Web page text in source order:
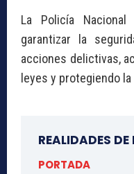
La Policía
garantizar la
acciones delictivas,
leyes y protegiendo
REALIDADES DE
PORTADA